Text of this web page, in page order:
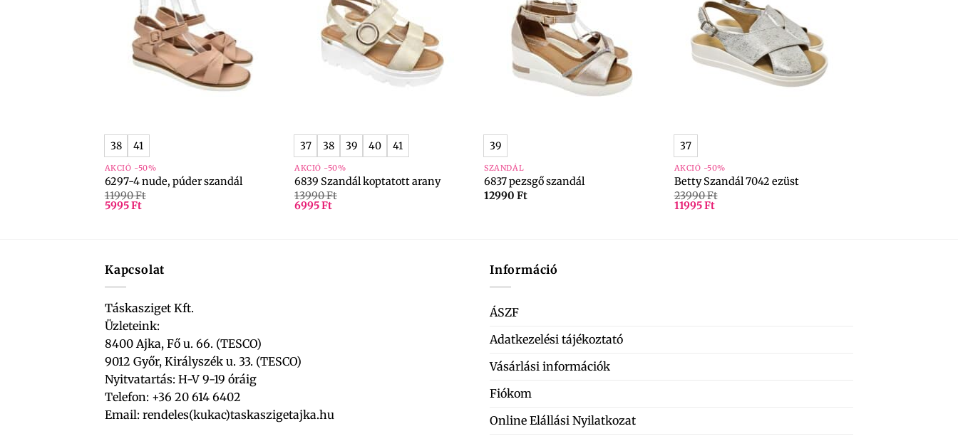
38 41
AKCIÓ -50%
6297-4 nude, púder szandál
11990Ft
5995Ft
37 38 39 40 41
AKCIÓ -50%
6839 Szandál koptatott arany
13990Ft
6995Ft
39
SZANDÁL
6837 pezsgő szandál
12990Ft
37
AKCIÓ -50%
Betty Szandál 7042 ezüst
23990Ft
11995Ft
Kapcsolat
Táskasziget Kft.
Üzleteink:
8400 Ajka, Fő u. 66. (TESCO)
9012 Győr, Királyszék u. 33. (TESCO)
Nyitvatartás: H-V 9-19 óráig
Telefon: +36 20 614 6402
Email: rendeles(kukac)taskaszigetajka.hu
Információ
ÁSZF
Adatkezelési tájékoztató
Vásárlási információk
Fiókom
Online Elállási Nyilatkozat